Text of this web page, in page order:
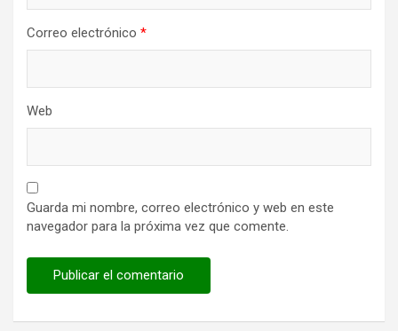
Correo electrónico *
Web
Guarda mi nombre, correo electrónico y web en este
navegador para la próxima vez que comente.